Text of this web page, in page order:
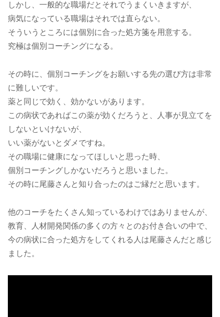
しかし、一般的な職場だとそれでうまくいきますが、
病気になっている職場はそれでは直らない。
そういうところには個別に合った処方箋を用意する。
究極は個別コーチングになる。
その時に、個別コーチングをお願いする先の選び方は非常
に難しいです。
薬と同じで効く、効かないがあります。
この病状であればこの薬が効くだろうと、人事が見立てを
しないといけないが、
いい薬がないとダメですね。
その職場に健康になってほしいと思った時、
個別コーチングしかないだろうと思いました。
その時に尾藤さんと知り合ったのはご縁だと思います。
他のコーチをたくさん知っているわけではありませんが、
教育、人材開発関係の多くの方々とのお付き合いの中で、
今の病状に合った処方をしてくれる人は尾藤さんだと感じ
ました。